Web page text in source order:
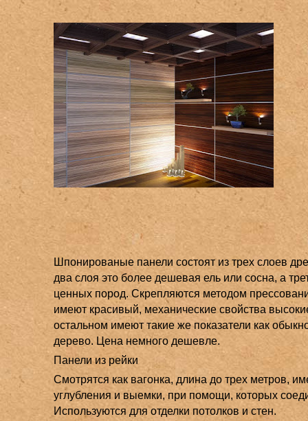
Шпонированые панели состоят из трех слоев
два слоя это более дешевая ель или сосна, а
ценных пород. Скрепляются методом
имеют красивый, механические свойства
остальном имеют такие же показатели как
дерево. Цена немного дешевле.
Панели из рейки
Смотрятся как вагонка, длина до трех метров,
углубления и выемки, при помощи, которых
Используются для отделки потолков и стен.